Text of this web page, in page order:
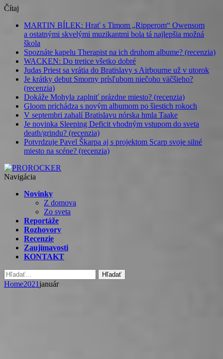
Čítaj
MARTIN BÍLEK: Hrať s Timom „Ripperom“ Owensom
a ostatnými skvelými muzikantmi bola tá najlepšia možná
škola
Spoznáte kapelu Therapist na ich druhom albume? (recenzia)
WACKEN: Do tretice všetko dobré
Judas Priest sa vrátia do Bratislavy s Airbourne už v utorok
Je krátky debut Smorny prísľubom niečoho väčšieho?
(recenzia)
Dokáže Mohyla zaplniť prázdne miesto? (recenzia)
Gloom prichádza s novým albumom po šiestich rokoch
V septembri zahalí Bratislavu nórska hmla Taake
Je novinka Sleeping Deficit vhodným vstupom do sveta
death/grindu? (recenzia)
Potvrdzuje Pavel Škarpa aj s projektom Scarp svoje silné
miesto na scéne? (recenzia)
Navigácia
Novinky
Z domova
Zo sveta
Reportáže
Rozhovory
Recenzie
Zaujímavosti
KONTAKT
Hľadať
Home2021január